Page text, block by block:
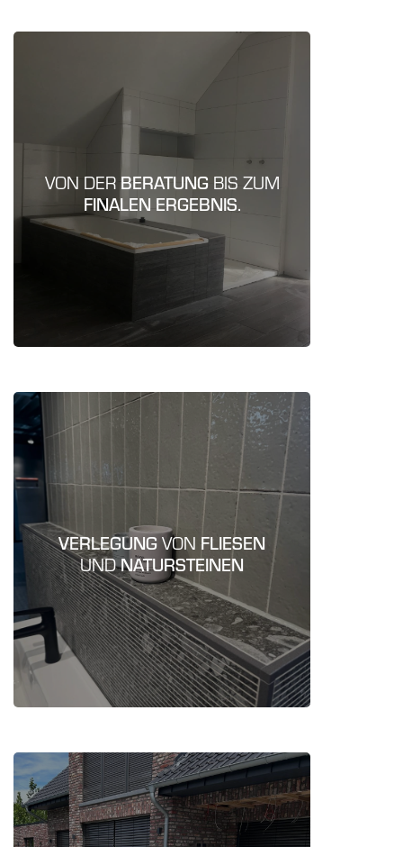
VON DERBERATUNG BIS ZUM
FINALEN ERGEBNIS.
Wir übernehmen
jeden Schritt
während des Projektes.
VERLEGUNG VON FLIESEN
UNDNATURSTEINEN
Vom
Großformat
bis hin zu
Mosaik:
Wir kreieren
Ihren
persönlichen Look.